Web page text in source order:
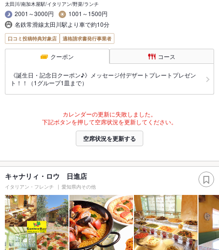
太田川/南加木屋駅/イタリアン/野菜/ランチ
2001～3000円
1001～1500円
名鉄常滑線太田川駅より車で約10分
口コミ投稿特典対象店 適格請求書発行事業者
クーポン コース
《誕生日・記念日クーポン♪》メッセージ付デザートプレートプレゼン
ト！！（1グループ1皿まで）
カレンダーの更新に失敗しました。
下記ボタンを押して空席状況を更新してください。
空席状況を更新する
キャナリィ・ロウ 日進店
イタリアン・フレンチ 愛知県内その他